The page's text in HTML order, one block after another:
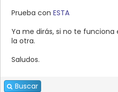
Prueba con ESTA
Ya me dirás, si no te
la otra.
Saludos.
Buscar